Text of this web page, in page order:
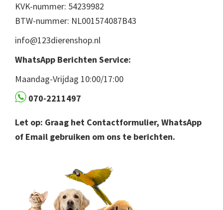
KVK-nummer: 54239982
BTW-nummer: NL001574087B43
info@123dierenshop.nl
WhatsApp Berichten Service:
Maandag-Vrijdag 10:00/17:00
070-2211497
Let op: Graag het Contactformulier, WhatsApp
of Email gebruiken om ons te berichten.